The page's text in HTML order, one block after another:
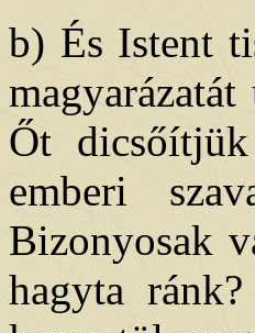
b) És Istent
Őt
emberi
Bizonyosak
hagyta